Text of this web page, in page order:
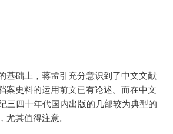
基础上，蒋孟引充分意识到了中文文献
案史料的运用前文已有论述。而在中文
三四十年代国内出版的几部较为典型的
尤其值得注意。